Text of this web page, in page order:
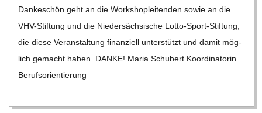
Dan­ke­schön geht an die Work­shop­lei­ten­den sowie an die
VHV-Stif­­tung und die Nie­der­säch­si­sche Lotto-Sport-Stif­­tung,
die diese Ver­an­stal­tung finan­zi­ell unter­stützt und damit mög­
lich gemacht haben. DANKE! Maria Schu­bert Koor­di­na­to­rin
Berufs­ori­en­tie­rung